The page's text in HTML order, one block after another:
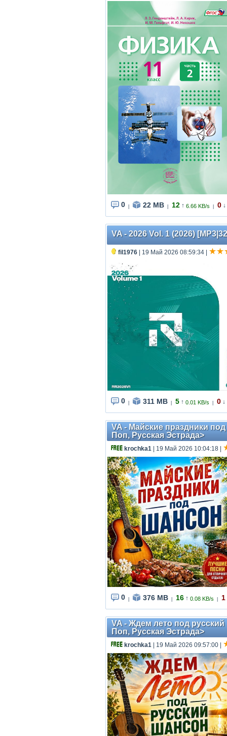
0 22 MB 12 ↑ 6.66 KB/s 0 ↓
VA - 2026 Vol. 1 (2026)
fil1976 | 19 Май 2026 08:59:34
0 311 MB 5 ↑ 0.01 KB/s 0 ↓
VA - Майские праздники
Поп, Русская Эстрада>
krochka1 | 19 Май 2026 10:04:18
0 376 MB 16 ↑ 0.08 KB/s 1
VA - Ждем лето под
Поп, Русская Эстрада>
krochka1 | 19 Май 2026 09:57:00